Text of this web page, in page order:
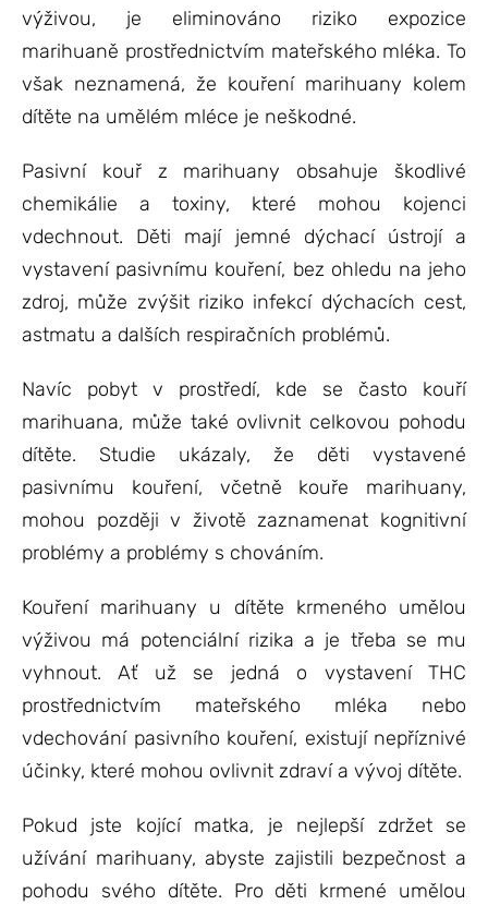
výživou, je eliminováno riziko expozice
marihuaně prostřednictvím mateřského mléka. To
však neznamená, že kouření marihuany kolem
dítěte na umělém mléce je neškodné.
Pasivní kouř z marihuany obsahuje škodlivé
chemikálie a toxiny, které mohou kojenci
vdechnout. Děti mají jemné dýchací ústrojí a
vystavení pasivnímu kouření, bez ohledu na jeho
zdroj, může zvýšit riziko infekcí dýchacích cest,
astmatu a dalších respiračních problémů.
Navíc pobyt v prostředí, kde se často kouří
marihuana, může také ovlivnit celkovou pohodu
dítěte. Studie ukázaly, že děti vystavené
pasivnímu kouření, včetně kouře marihuany,
mohou později v životě zaznamenat kognitivní
problémy a problémy s chováním.
Kouření marihuany u dítěte krmeného umělou
výživou má potenciální rizika a je třeba se mu
vyhnout. Ať už se jedná o vystavení THC
prostřednictvím mateřského mléka nebo
vdechování pasivního kouření, existují nepříznivé
účinky, které mohou ovlivnit zdraví a vývoj dítěte.
Pokud jste kojící matka, je nejlepší zdržet se
užívání marihuany, abyste zajistili bezpečnost a
pohodu svého dítěte. Pro děti krmené umělou